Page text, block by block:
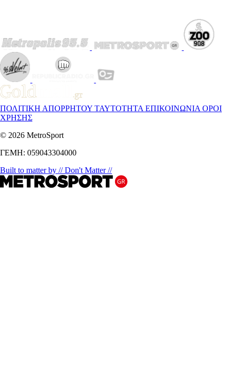
ΠΟΛΙΤΙΚΗ ΑΠΟΡΡΗΤΟΥ ΤΑΥΤΟΤΗΤΑ ΕΠΙΚΟΙΝΩΝΙΑ ΟΡΟΙ
ΧΡΗΣΗΣ
© 2026 MetroSport
ΓΕΜΗ: 059043304000
Built to matter by // Don't Matter //